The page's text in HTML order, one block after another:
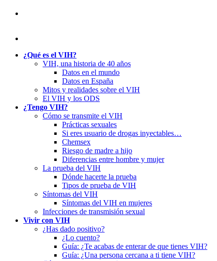
¿Qué es el VIH?
VIH, una historia de 40 años
Datos en el mundo
Datos en España
Mitos y realidades sobre el VIH
El VIH y los ODS
¿Tengo VIH?
Cómo se transmite el VIH
Prácticas sexuales
Si eres usuario de drogas inyectables…
Chemsex
Riesgo de madre a hijo
Diferencias entre hombre y mujer
La prueba del VIH
Dónde hacerte la prueba
Tipos de prueba de VIH
Síntomas del VIH
Síntomas del VIH en mujeres
Infecciones de transmisión sexual
Vivir con VIH
¿Has dado positivo?
¿Lo cuento?
Guía: ¿Te acabas de enterar de que tienes VIH?
Guía: ¿Una persona cercana a ti tiene VIH?